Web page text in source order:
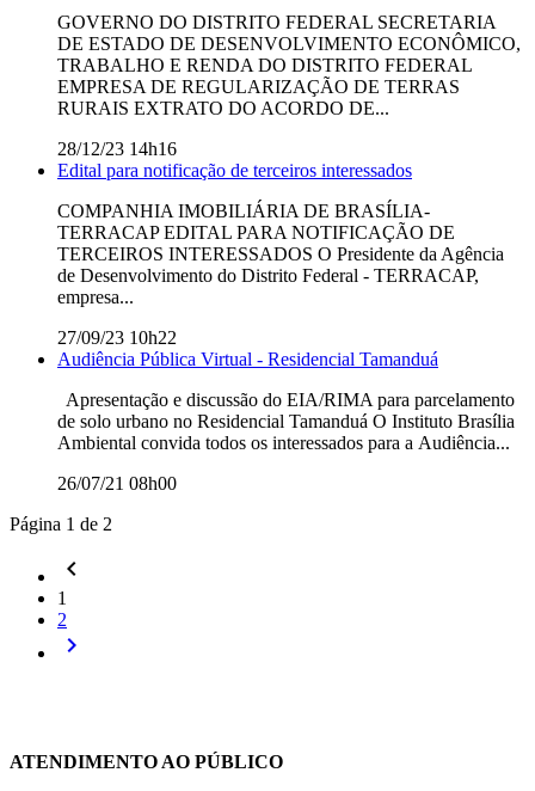
GOVERNO DO DISTRITO FEDERAL SECRETARIA
DE ESTADO DE DESENVOLVIMENTO ECONÔMICO,
TRABALHO E RENDA DO DISTRITO FEDERAL
EMPRESA DE REGULARIZAÇÃO DE TERRAS
RURAIS EXTRATO DO ACORDO DE...
28/12/23 14h16
Edital para notificação de terceiros interessados
COMPANHIA IMOBILIÁRIA DE BRASÍLIA-
TERRACAP EDITAL PARA NOTIFICAÇÃO DE
TERCEIROS INTERESSADOS O Presidente da Agência
de Desenvolvimento do Distrito Federal - TERRACAP,
empresa...
27/09/23 10h22
Audiência Pública Virtual - Residencial Tamanduá
Apresentação e discussão do EIA/RIMA​ para parcelamento
de solo urbano no Residencial Tamanduá O Instituto Brasília
Ambiental convida todos os interessados para a Audiência...
26/07/21 08h00
Página 1 de 2
keyboard_arrow_left
1
2
keyboard_arrow_right
ATENDIMENTO AO PÚBLICO